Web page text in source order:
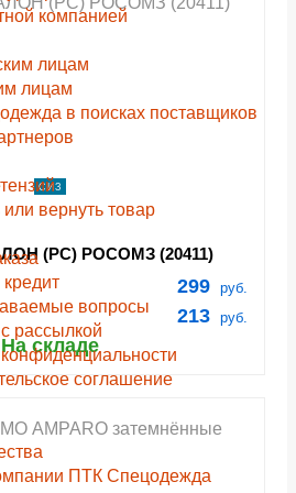
компанией
лицам
лицам
в поисках поставщиков
вернуть товар
вопросы
рассылкой
соглашение
ПТК Спецодежда
СИЗ
(РС) РОСОМЗ (20411)
299 руб.
213 руб.
На складе